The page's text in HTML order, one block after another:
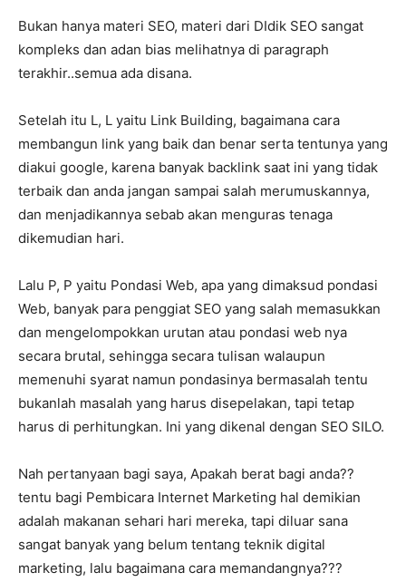
Bukan hanya materi SEO, materi dari DIdik SEO sangat
kompleks dan adan bias melihatnya di paragraph
terakhir..semua ada disana.
Setelah itu L, L yaitu Link Building, bagaimana cara
membangun link yang baik dan benar serta tentunya yang
diakui google, karena banyak backlink saat ini yang tidak
terbaik dan anda jangan sampai salah merumuskannya,
dan menjadikannya sebab akan menguras tenaga
dikemudian hari.
Lalu P, P yaitu Pondasi Web, apa yang dimaksud pondasi
Web, banyak para penggiat SEO yang salah memasukkan
dan mengelompokkan urutan atau pondasi web nya
secara brutal, sehingga secara tulisan walaupun
memenuhi syarat namun pondasinya bermasalah tentu
bukanlah masalah yang harus disepelakan, tapi tetap
harus di perhitungkan. Ini yang dikenal dengan SEO SILO.
Nah pertanyaan bagi saya, Apakah berat bagi anda??
tentu bagi Pembicara Internet Marketing hal demikian
adalah makanan sehari hari mereka, tapi diluar sana
sangat banyak yang belum tentang teknik digital
marketing, lalu bagaimana cara memandangnya???